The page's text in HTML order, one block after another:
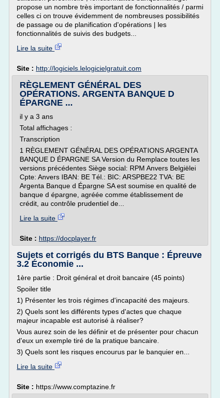
propose un nombre très important de fonctionnalités / parmi
celles ci on trouve évidemment de nombreuses possibilités
de passage ou de planification d'opérations | les
fonctionnalités de suivis des budgets...
Lire la suite
Site : http://logiciels.lelogicielgratuit.com
RÈGLEMENT GÉNÉRAL DES
OPÉRATIONS. ARGENTA BANQUE D
ÉPARGNE ...
il y a 3 ans
Total affichages :
Transcription
1 RÈGLEMENT GÉNÉRAL DES OPÉRATIONS ARGENTA
BANQUE D ÉPARGNE SA Version du Remplace toutes les
versions précédentes Siège social: RPM Anvers Belgiëlei
Cpte: Anvers IBAN: BE Tél.: BIC: ARSPBE22 TVA: BE
Argenta Banque d Épargne SA est soumise en qualité de
banque d épargne, agréée comme établissement de
crédit, au contrôle prudentiel de...
Lire la suite
Site : https://docplayer.fr
Sujets et corrigés du BTS Banque : Épreuve
3.2 Économie ...
1ère partie : Droit général et droit bancaire (45 points)
Spoiler title
1) Présenter les trois régimes d'incapacité des majeurs.
2) Quels sont les différents types d'actes que chaque
majeur incapable est autorisé à réaliser?
Vous aurez soin de les définir et de présenter pour chacun
d'eux un exemple tiré de la pratique bancaire.
3) Quels sont les risques encourus par le banquier en...
Lire la suite
Site : https://www.comptazine.fr